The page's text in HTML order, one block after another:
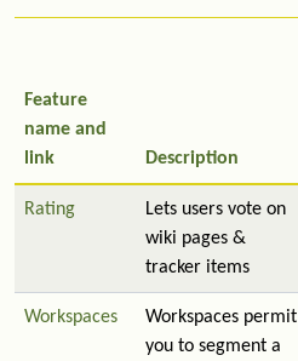
Feature
name and
link
Description
Rating
Lets users vote on
wiki pages &
tracker items
Workspaces
Workspaces permit
you to segment a